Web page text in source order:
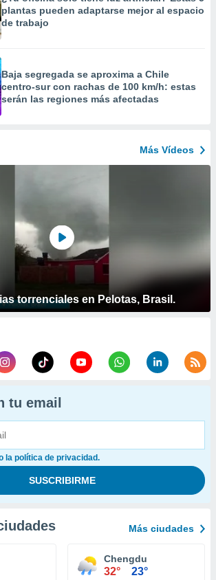
plantas pueden adaptarse mejor al espacio
de trabajo
Baja segregada se aproxima a Chile
centro-sur con rachas de 100 km/h: estas
serán las regiones más afectadas
Más Vídeos
torrenciales en Pelotas, Brasil.
tu email
la política de privacidad.
Más ciudades
Chengdu
32° 23°